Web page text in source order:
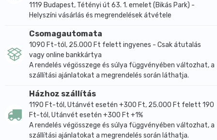
1119 Budapest, Tétényi út 63. 1. emelet (Bikás Park) -
Helyszíni vásárlás és megrendelések átvétele
Csomagautomata
1090 Ft-tól, 25.000 Ft felett ingyenes - Csak átutalás
vagy online bankkártya
A rendelés végösszege és súlya függvényében változhat, a
szállítási ajánlatokat a megrendelés során láthatja.
Házhoz szállítás
1190 Ft-tól, Utánvét esetén +300 Ft, 25.000 Ft felett 190
Ft-tól, Utánvét esetén +300 Ft +1%
A rendelés végösszege és súlya függvényében változhat, a
szállítási ajánlatokat a megrendelés során láthatja.